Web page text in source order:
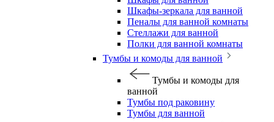
Шкафы-зеркала для ванной
Пеналы для ванной комнаты
Стеллажи для ванной
Полки для ванной комнаты
Тумбы и комоды для ванной
Тумбы и комоды для
ванной
Тумбы под раковину
Тумбы для ванной